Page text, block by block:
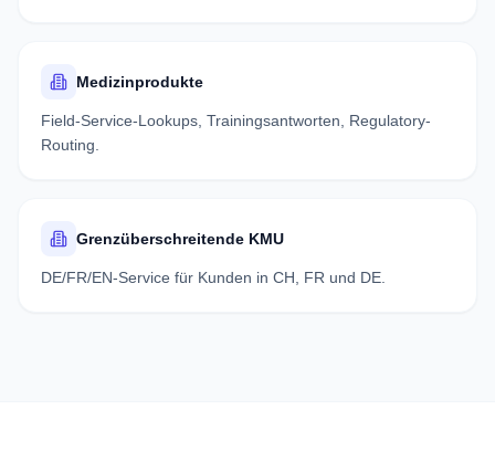
Medizinprodukte
Field-Service-Lookups, Trainingsantworten, Regulatory-
Routing.
Grenzüberschreitende KMU
DE/FR/EN-Service für Kunden in CH, FR und DE.